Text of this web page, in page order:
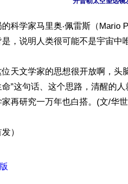
科学家马里奥‧佩雷斯（Mario
，说明人类很可能不是宇宙中
天文学家的思想很开放啊，头
”这句话、这个思路，清醒的
家再研究一万年也白搭。(文/华
）